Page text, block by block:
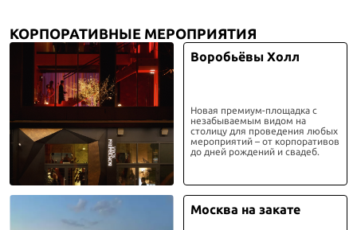
КОРПОРАТИВНЫЕ МЕРОПРИЯТИЯ
Воробьёвы Холл
Новая премиум-площадка с
незабываемым видом на
столицу для проведения любых
мероприятий – от корпоративов
до дней рождений и свадеб.
Москва на закате